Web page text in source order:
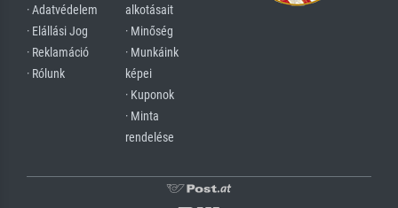
· Adatvédelem
· Elállási Jog
· Reklamáció
· Rólunk
alkotásait
· Minőség
· Munkáink
képei
· Kuponok
· Minta
rendelése